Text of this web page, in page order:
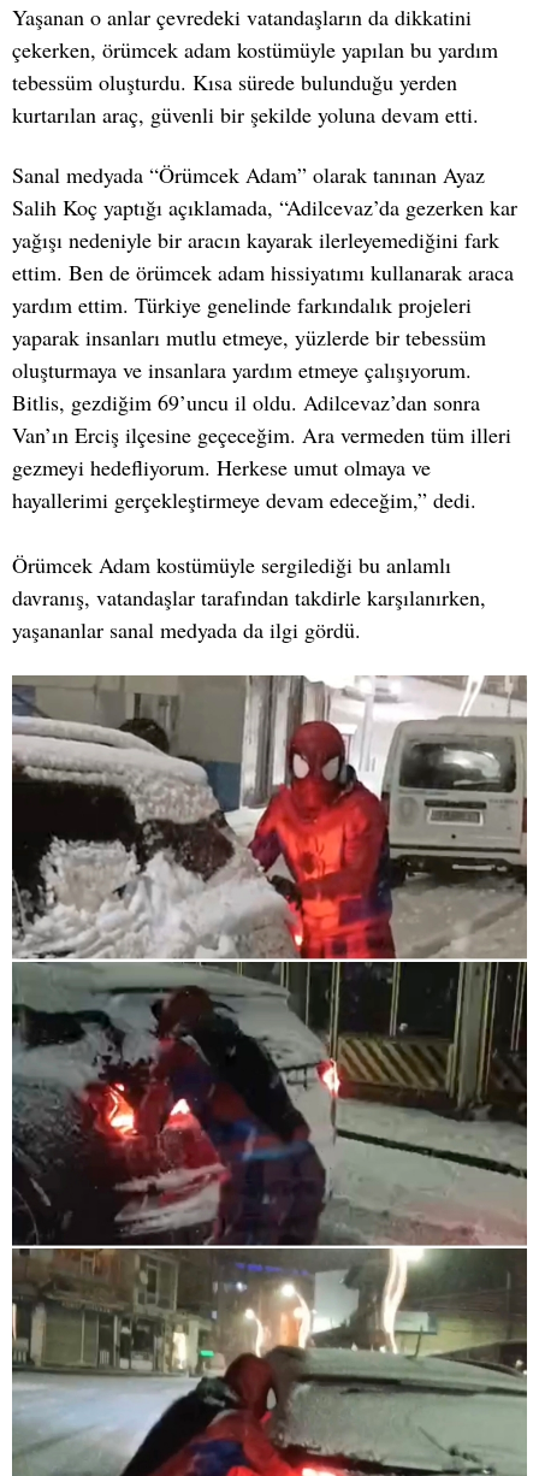
Yaşanan o anlar çevredeki vatandaşların da dikkatini
çekerken, örümcek adam kostümüyle yapılan bu yardım
tebessüm oluşturdu. Kısa sürede bulunduğu yerden
kurtarılan araç, güvenli bir şekilde yoluna devam etti.
Sanal medyada “Örümcek Adam” olarak tanınan Ayaz
Salih Koç yaptığı açıklamada, “Adilcevaz’da gezerken kar
yağışı nedeniyle bir aracın kayarak ilerleyemediğini fark
ettim. Ben de örümcek adam hissiyatımı kullanarak araca
yardım ettim. Türkiye genelinde farkındalık projeleri
yaparak insanları mutlu etmeye, yüzlerde bir tebessüm
oluşturmaya ve insanlara yardım etmeye çalışıyorum.
Bitlis, gezdiğim 69’uncu il oldu. Adilcevaz’dan sonra
Van’ın Erciş ilçesine geçeceğim. Ara vermeden tüm illeri
gezmeyi hedefliyorum. Herkese umut olmaya ve
hayallerimi gerçekleştirmeye devam edeceğim,” dedi.
Örümcek Adam kostümüyle sergilediği bu anlamlı
davranış, vatandaşlar tarafından takdirle karşılanırken,
yaşananlar sanal medyada da ilgi gördü.